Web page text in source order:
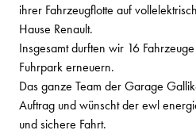
ihrer Fahrzeugflotte auf
Hause Renault.
Insgesamt durften wir 16
Fuhrpark erneuern.
Das ganze Team der Garage
Auftrag und wünscht der ewl
und sichere Fahrt.